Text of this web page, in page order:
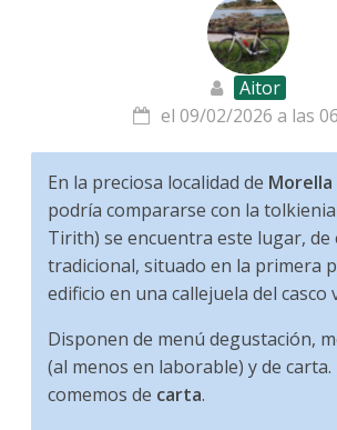
Aitor
el 09/02/2026 a las
En la preciosa localidad de Morella
podría compararse con la
Tirith) se encuentra este lugar, de
tradicional, situado en la primera
edificio en una callejuela del casco
Disponen de menú degustación,
(al menos en laborable) y de
comemos de carta.